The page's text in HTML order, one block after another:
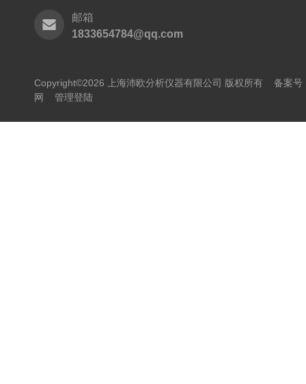
邮箱
1833654784@qq.com
Copyright©2026 上海沛欧分析仪器有限公司 版权所有 备案号
网
管理登陆